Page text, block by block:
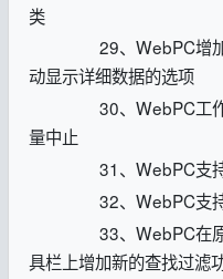
类
29、WebPC增
动显示详细数据的选项
30、WebPC工
量中止
31、WebPC支
32、WebPC支
33、WebPC在
具栏上增加新的查找过滤